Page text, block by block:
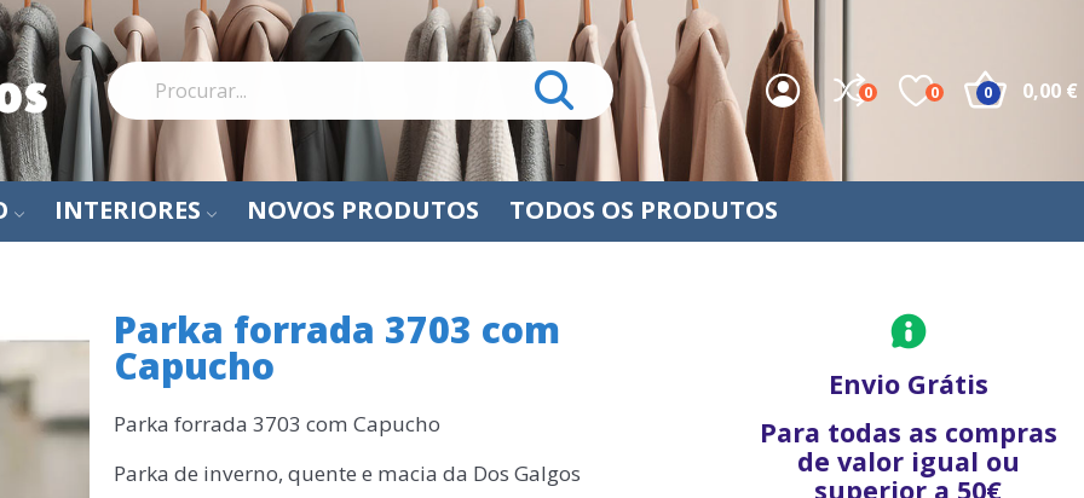
0 0 0,00 €
0
INTERIORES NOVOS PRODUTOS TODOS OS PRODUTOS
Parka forrada 3703 com
Capucho
Parka forrada 3703 com Capucho
Parka de inverno, quente e macia da Dos Galgos
Envio Grátis
Para todas as compras
de valor igual ou
superior a 50€